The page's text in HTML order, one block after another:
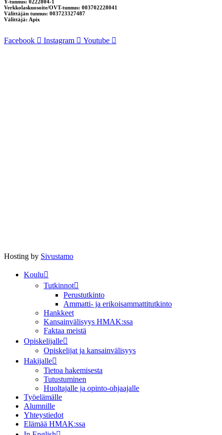
Y-tunnus: 0222804-1
Verkkolaskuosoite/OVT-tunnus: 003702228041
Välittäjän tunnus: 003723327487
Välittäjä: Apix
Facebook Instagram Youtube
Hosting by Sivustamo
Koulu
Tutkinnot
Perustutkinto
Ammatti- ja erikoisammattitutkinto
Hankkeet
Kansainvälisyys HMAK:ssa
Faktaa meistä
Opiskelijalle
Opiskelijat ja kansainvälisyys
Hakijalle
Tietoa hakemisesta
Tutustuminen
Huoltajalle ja opinto-ohjaajalle
Työelämälle
Alumnille
Yhteystiedot
Elämää HMAK:ssa